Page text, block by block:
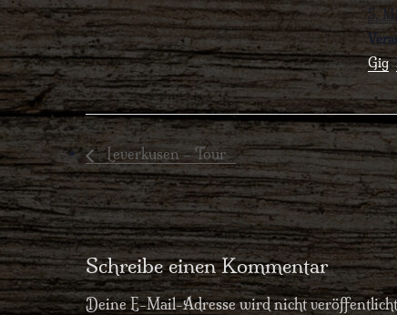
5.
Gig,
Leverkusen – Tour
Schreibe einen Kommentar
Deine E-Mail-Adresse wird nicht